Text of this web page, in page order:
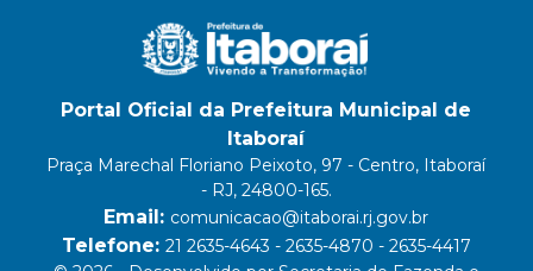
Portal Oficial da Prefeitura Municipal de
Itaboraí
Praça Marechal Floriano Peixoto, 97 - Centro, Itaboraí
- RJ, 24800-165.
Email: comunicacao@itaborai.rj.gov.br
Telefone: 21 2635-4643 - 2635-4870 - 2635-4417